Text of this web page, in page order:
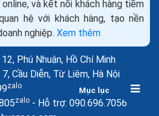
Mục lục
về thiết kế web bán máy đếm
nghiệp, để mang lại hiệu
trong thời buổi kinh doanh...
và kết nối khách hàng tiềm
hệ với khách hàng, tạo nền
nghiệp. Xem thêm
Phú Nhuận, Hồ Chí Minh
Cầu Diễn, Từ Liêm, Hà Nội
zalo
zalo - Hỗ trợ: 090.696.7056